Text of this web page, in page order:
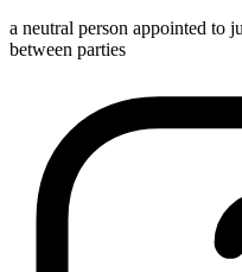
a neutral person appointed to
between parties